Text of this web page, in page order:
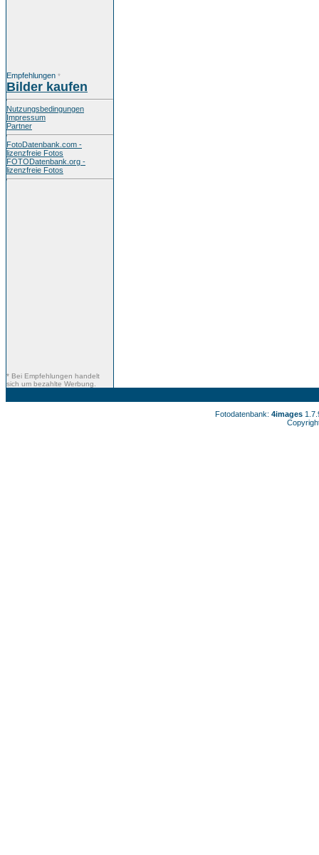
Empfehlungen *
Bilder kaufen
Nutzungsbedingungen
Impressum
Partner
FotoDatenbank.com -
lizenzfreie Fotos
FOTODatenbank.org -
lizenzfreie Fotos
* Bei Empfehlungen handelt
sich um bezahlte Werbung.
Fotodatenbank: 4images